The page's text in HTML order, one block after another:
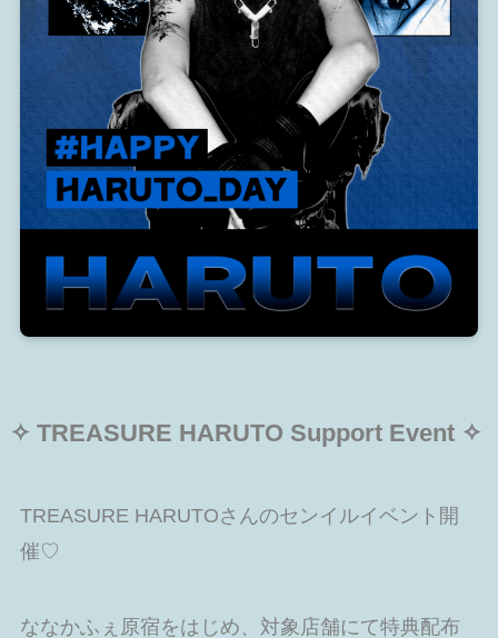
✧ TREASURE HARUTO Support Event ✧
TREASURE HARUTOさんのセンイルイベント開
催♡
ななかふぇ原宿をはじめ、対象店舗にて特典配布